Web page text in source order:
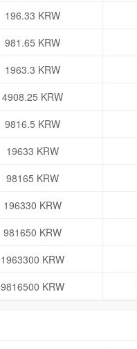
196.33 KRW
981.65 KRW
1963.3 KRW
4908.25 KRW
9816.5 KRW
19633 KRW
98165 KRW
196330 KRW
981650 KRW
1963300 KRW
9816500 KRW